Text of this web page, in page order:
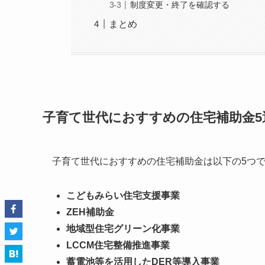
制度変更・終了を確認する
まとめ
子育て世代におすすめの住宅補助金5
子育て世代におすすめの住宅補助金は以下の5つで
こどもみらい住宅支援事業
ZEH補助金
地域型住宅グリーン化事業
LCCM住宅整備推進事業
蓄電池等を活用したDER等導入事業